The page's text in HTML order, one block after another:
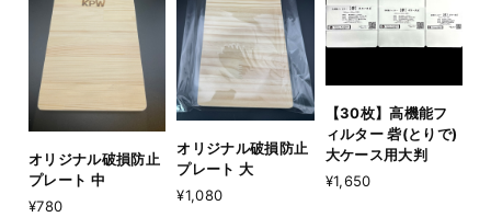
オリジナル破損防止
プレート 中
¥780
オリジナル破損防止
プレート 大
¥1,080
【30枚】高機能フ
ィルター 砦(とりで)
大ケース用大判
¥1,650